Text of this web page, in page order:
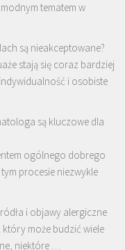
tematem w
są nieakceptowane?
stają się coraz bardziej
i osobiste
są kluczowe dla
ogólnego dobrego
procesie niezwykle
i objawy alergiczne
który może budzić wiele
niektóre …